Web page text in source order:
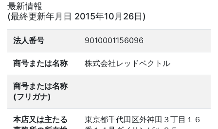
最新情報
(最終更新年月日 2015年10月26日)
法人番号 9010001156096
商号または名称 株式会社レッドベクトル
商号または名称
(フリガナ)
本店又は主たる
東京都千代田区外神田３丁目１６